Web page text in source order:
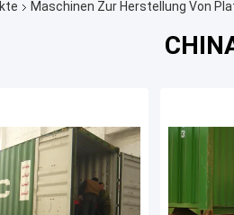
Maschinen Zur Herstellung Von